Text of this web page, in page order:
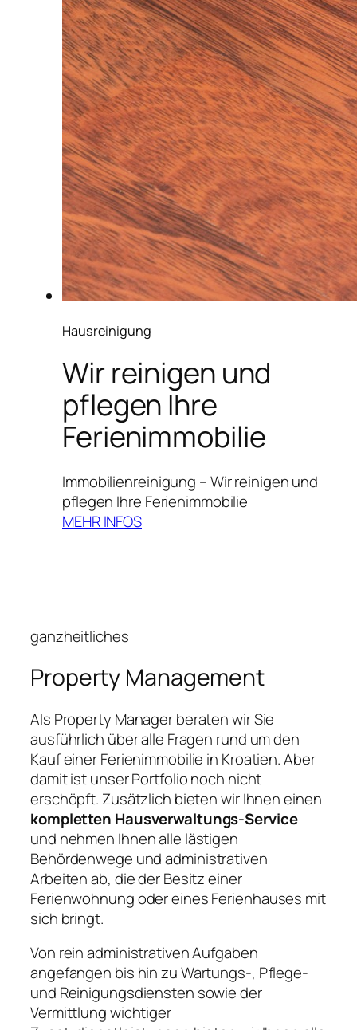
Hausreinigung
Wir reinigen und
pflegen Ihre
Ferienimmobilie
Immobilienreinigung – Wir reinigen und
pflegen Ihre Ferienimmobilie
MEHR INFOS
ganzheitliches
Property Management
Als Property Manager beraten wir Sie
ausführlich über alle Fragen rund um den
Kauf einer Ferienimmobilie in Kroatien. Aber
damit ist unser Portfolio noch nicht
erschöpft. Zusätzlich bieten wir Ihnen einen
kompletten Hausverwaltungs-Service
und nehmen Ihnen alle lästigen
Behördenwege und administrativen
Arbeiten ab, die der Besitz einer
Ferienwohnung oder eines Ferienhauses mit
sich bringt.
Von rein administrativen Aufgaben
angefangen bis hin zu Wartungs-, Pflege-
und Reinigungsdiensten sowie der
Vermittlung wichtiger